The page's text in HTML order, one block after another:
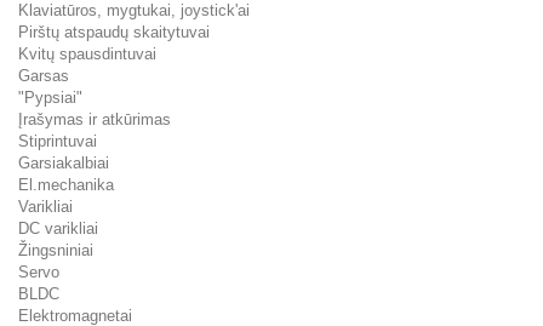
Klaviatūros, mygtukai, joystick'ai
Pirštų atspaudų skaitytuvai
Kvitų spausdintuvai
Garsas
"Pypsiai"
Įrašymas ir atkūrimas
Stiprintuvai
Garsiakalbiai
El.mechanika
Varikliai
DC varikliai
Žingsniniai
Servo
BLDC
Elektromagnetai